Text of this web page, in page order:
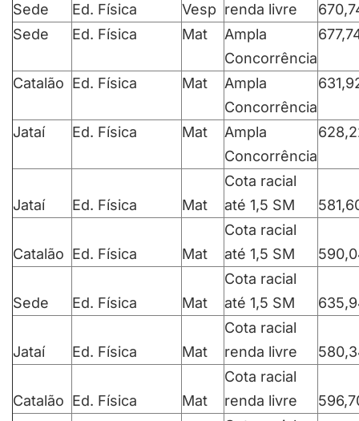
Sede Ed. Física Vesp renda livre
Sede
Ed. Física Mat
Ampla
Concorrência
Catalão Ed. Física Mat
Ampla
Concorrência
Jataí Ed. Física Mat
Ampla
Concorrência
Jataí Ed. Física Mat
Cota racial
até 1,5 SM
Catalão Ed. Física Mat
Cota racial
até 1,5 SM
Sede Ed. Física Mat
Cota racial
até 1,5 SM
Jataí Ed. Física Mat
Cota racial
renda livre
Catalão Ed. Física Mat
Cota racial
renda livre